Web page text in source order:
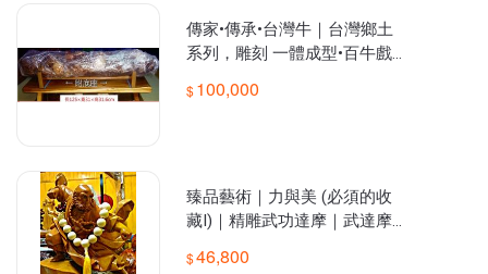
傳家•傳承•台灣牛｜台灣鄉土
系列，雕刻 一體成型•百牛戲
手工木雕
100,000
臻品藝術｜力與美 (必須的收
藏I)｜精雕武功達摩｜武達摩
金樟原木超厚底座
46,800